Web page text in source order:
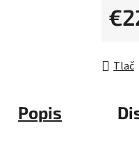
Tlač
Popis